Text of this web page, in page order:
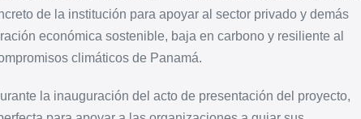
de la institución para apoyar al sector privado y demás
económica sostenible, baja en carbono y resiliente al
climáticos de Panamá.
la inauguración del acto de presentación del proyecto,